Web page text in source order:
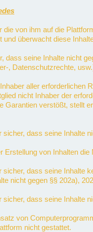
die von ihm auf die
und überwacht diese
dass seine Inhalte nicht
, Datenschutzrechte,
aller erforderlichen
nicht Inhaber der
Garantien verstößt, stellt
sicher, dass seine Inhalte
Erstellung von Inhalten
sicher, dass seine Inhalte
nicht gegen §§ 202a),
sicher, dass seine Inhalte
von
nicht gestattet.